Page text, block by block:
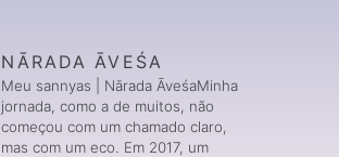
NĀRADA ĀVEŚA
Meu sannyas | Nārada ĀveśaMinha
jornada, como a de muitos, não
começou com um chamado claro,
mas com um eco. Em 2017, um